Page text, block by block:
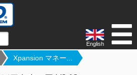
English
Xpansion マネー...